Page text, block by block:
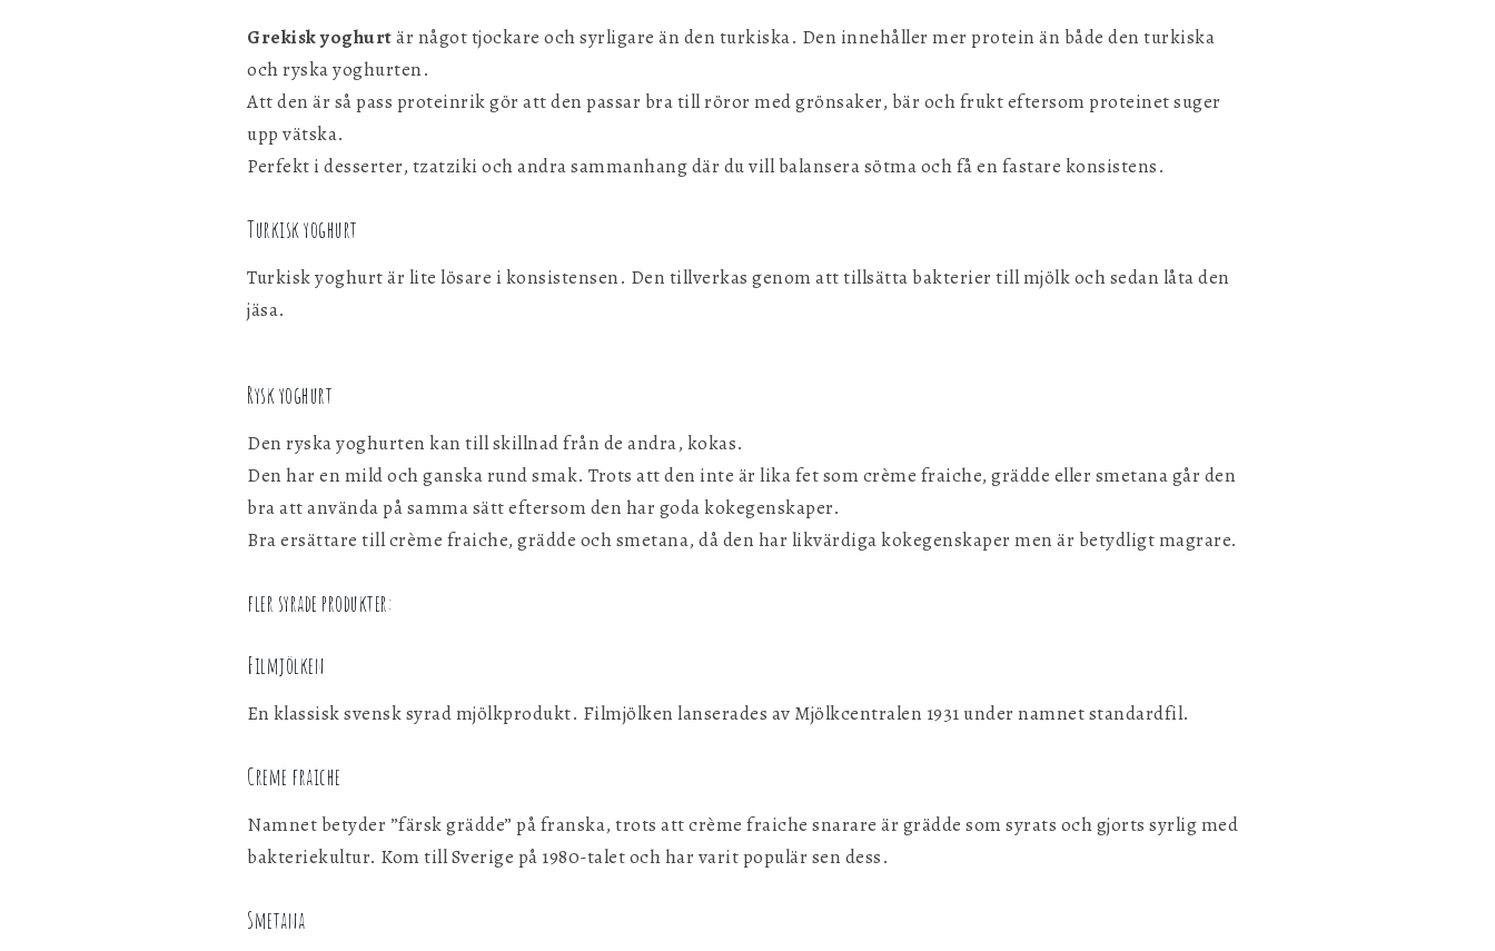
Grekisk yoghurtär något tjockare och syrligare än den turkiska. Den innehåller mer protein än både den turkiska
och ryska yoghurten.
Att den är så pass proteinrik gör att den passar bra till röror med grönsaker, bär och frukt eftersom proteinet suger
upp vätska.
Perfekt i desserter, tzatziki och andra sammanhang där du vill balansera sötma och få en fastare konsistens.
Turkisk yoghurt
Turkisk yoghurt är lite lösare i konsistensen. Den tillverkas genom att tillsätta bakterier till mjölk och sedan låta den
jäsa.
Rysk yoghurt
Den ryska yoghurten kan till skillnad från de andra, kokas.
Den har en mild och ganska rund smak. Trots att den inte är lika fet som crème fraiche, grädde eller smetana går den
bra att använda på samma sätt eftersom den har goda kokegenskaper.
Bra ersättare till crème fraiche, grädde och smetana, då den har likvärdiga kokegenskaper men är betydligt magrare.
fler syrade produkter:
Filmjölken
En klassisk svensk syrad mjölkprodukt. Filmjölken lanserades av Mjölkcentralen 1931 under namnet standardfil.
Creme fraiche
Namnet betyder ”färsk grädde” på franska, trots att crème fraiche snarare är grädde som syrats och gjorts syrlig med
bakteriekultur. Kom till Sverige på 1980-talet och har varit populär sen dess.
Smetana